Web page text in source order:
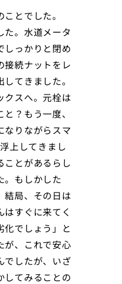
とでした。
た。水道メータ
しっかりと閉め
接続ナットをレ
てきました。
クスへ。元栓は
？もう一度、
なりながらスマ
上してきまし
ことがあるらし
。もしかした
結局、その日は
すぐに来てく
化でしょう」と
が、これで安心
でしたが、いざ
してみることの